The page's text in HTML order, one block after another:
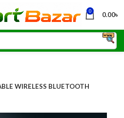
0 0.00৳
WIRELESS BLUETOOTH